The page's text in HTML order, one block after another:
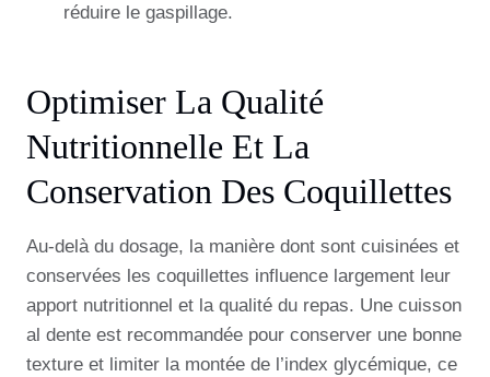
réduire le gaspillage.
Optimiser La Qualité
Nutritionnelle Et La
Conservation Des Coquillettes
Au-delà du dosage, la manière dont sont cuisinées et
conservées les coquillettes influence largement leur
apport nutritionnel et la qualité du repas. Une cuisson
al dente est recommandée pour conserver une bonne
texture et limiter la montée de l’index glycémique, ce